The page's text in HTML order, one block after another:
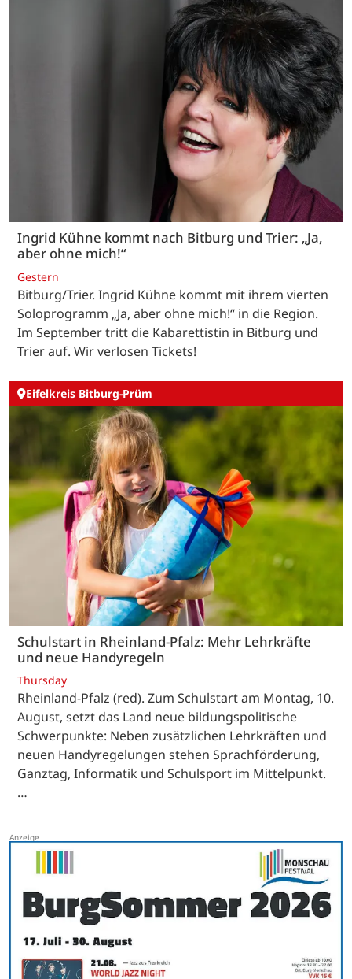
Ingrid Kühne kommt nach Bitburg und Trier: „Ja,
aber ohne mich!“
Gestern
Bitburg/Trier. Ingrid Kühne kommt mit ihrem vierten
Soloprogramm „Ja, aber ohne mich!“ in die Region.
Im September tritt die Kabarettistin in Bitburg und
Trier auf. Wir verlosen Tickets!
Eifelkreis Bitburg-Prüm
Schulstart in Rheinland-Pfalz: Mehr Lehrkräfte
und neue Handyregeln
Thursday
Rheinland-Pfalz (red). Zum Schulstart am Montag, 10.
August, setzt das Land neue bildungspolitische
Schwerpunkte: Neben zusätzlichen Lehrkräften und
neuen Handyregelungen stehen Sprachförderung,
Ganztag, Informatik und Schulsport im Mittelpunkt.
…